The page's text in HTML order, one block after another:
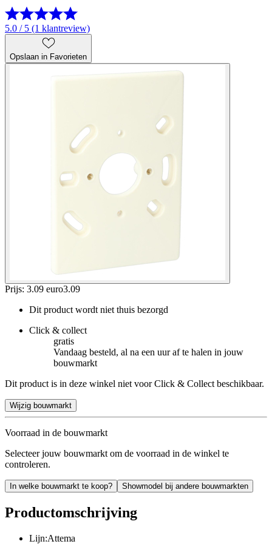
5.0 / 5 (1 klantreview)
Opslaan in Favorieten
Prijs: 3.09 euro3.09
Dit product wordt niet thuis bezorgd
Click & collect
gratis
Vandaag besteld, al na een uur af te halen in jouw
bouwmarkt
Dit product is in deze winkel niet voor Click & Collect beschikbaar.
Wijzig bouwmarkt
Voorraad in de bouwmarkt
Selecteer jouw bouwmarkt om de voorraad in de winkel te
controleren.
In welke bouwmarkt te koop? Showmodel bij andere bouwmarkten
Productomschrijving
Lijn:Attema